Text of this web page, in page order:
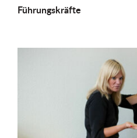
Führungs­kräfte